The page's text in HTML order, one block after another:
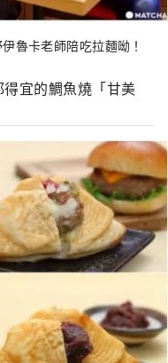
魯卡老師陪吃拉麵呦！
宜的鯛魚燒「甘美